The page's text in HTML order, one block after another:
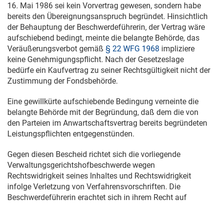
16. Mai 1986 sei kein Vorvertrag gewesen, sondern habe
bereits den Übereignungsanspruch begründet. Hinsichtlich
der Behauptung der Beschwerdeführerin, der Vertrag wäre
aufschiebend bedingt, meinte die belangte Behörde, das
Veräußerungsverbot gemäß § 22 WFG 1968 impliziere
keine Genehmigungspflicht. Nach der Gesetzeslage
bedürfe ein Kaufvertrag zu seiner Rechtsgültigkeit nicht der
Zustimmung der Fondsbehörde.
Eine gewillkürte aufschiebende Bedingung verneinte die
belangte Behörde mit der Begründung, daß dem die von
den Parteien im Anwartschaftsvertrag bereits begründeten
Leistungspflichten entgegenstünden.
Gegen diesen Bescheid richtet sich die vorliegende
Verwaltungsgerichtshofbeschwerde wegen
Rechtswidrigkeit seines Inhaltes und Rechtswidrigkeit
infolge Verletzung von Verfahrensvorschriften. Die
Beschwerdeführerin erachtet sich in ihrem Recht auf